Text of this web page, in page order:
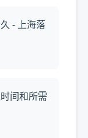
- 上海落
间和所需